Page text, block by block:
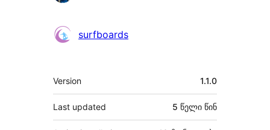
surfboards
მეტა
Version 1.1.0
Last updated 5 წელი წინ